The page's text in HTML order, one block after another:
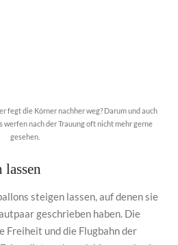
fegt die Körner nachher weg? Darum und auch
werfen nach der Trauung oft nicht mehr gerne
gesehen.
steigen lassen, auf denen sie
geschrieben haben. Die
Freiheit und die Flugbahn der